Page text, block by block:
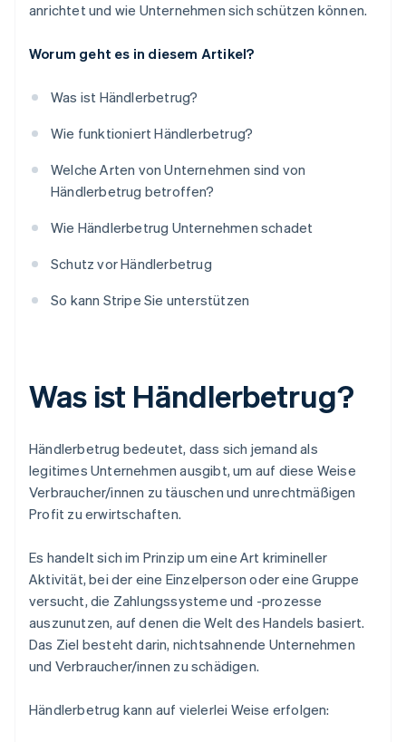
anrichtet und wie Unternehmen sich schützen können.
Worum geht es in diesem Artikel?
Was ist Händlerbetrug?
Wie funktioniert Händlerbetrug?
Welche Arten von Unternehmen sind von
Händlerbetrug betroffen?
Wie Händlerbetrug Unternehmen schadet
Schutz vor Händlerbetrug
So kann Stripe Sie unterstützen
Was ist Händlerbetrug?
Händlerbetrug bedeutet, dass sich jemand als
legitimes Unternehmen ausgibt, um auf diese Weise
Verbraucher/innen zu täuschen und unrechtmäßigen
Profit zu erwirtschaften.
Es handelt sich im Prinzip um eine Art krimineller
Aktivität, bei der eine Einzelperson oder eine Gruppe
versucht, die Zahlungssysteme und -prozesse
auszunutzen, auf denen die Welt des Handels basiert.
Das Ziel besteht darin, nichtsahnende Unternehmen
und Verbraucher/innen zu schädigen.
Händlerbetrug kann auf vielerlei Weise erfolgen: